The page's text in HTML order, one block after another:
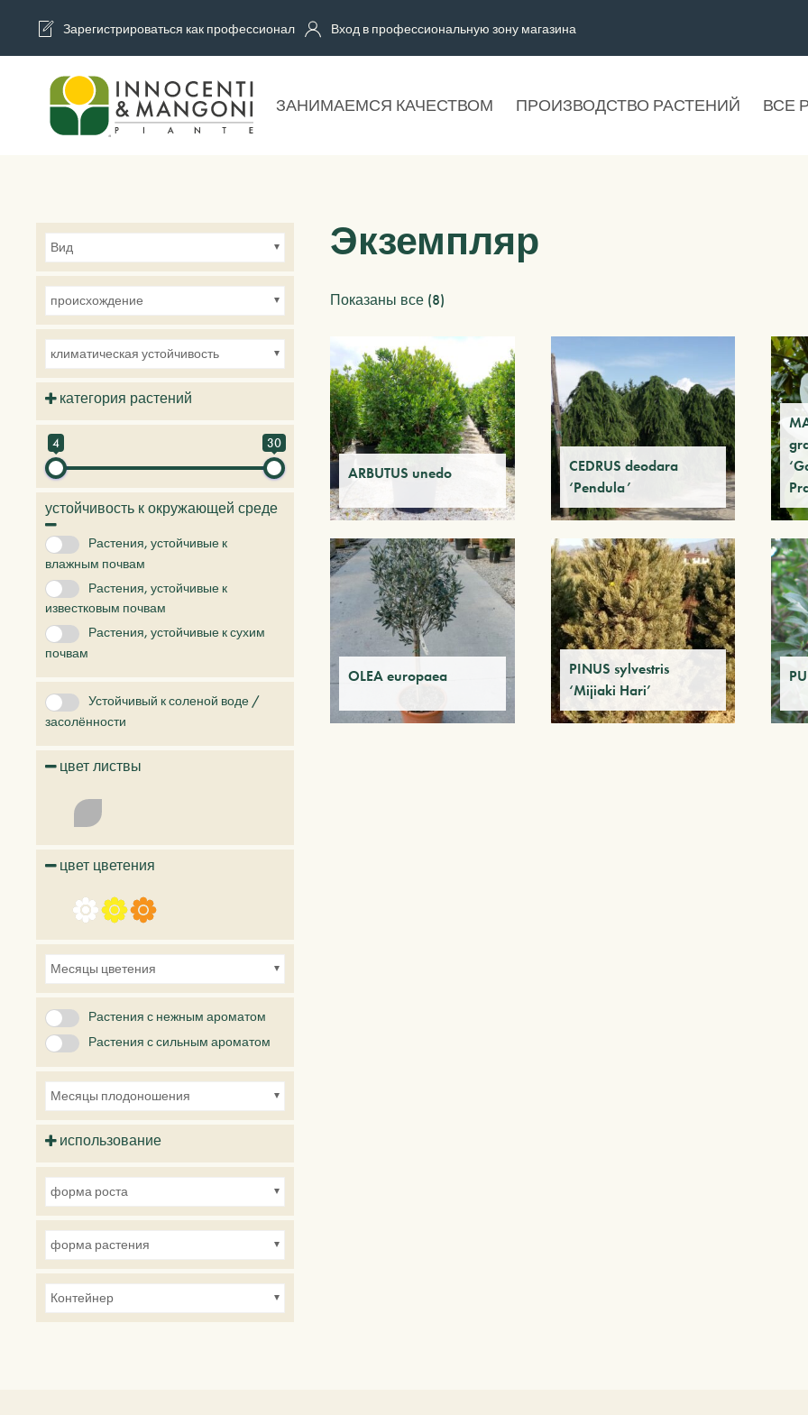
Skip to main content
Зарегистрироваться как профессионал Вход в профессиональную зону магазина
ЗАНИМАЕМСЯ КАЧЕСТВОМ ПРОИЗВОДСТВО РАСТЕНИЙ ВСЕ
Экземпляр
Показаны все (8)
ARBUTUS unedo
CEDRUS deodara
‘Pendula’
OLEA europaea
PINUS sylvestris
‘Mijiaki Hari’
Вид
происхождение
климатическая устойчивость
категория растений
Деревья и растения будущего
Хвойные растения
4 30
устойчивость к окружающей среде
Растения, устойчивые к
влажным почвам
Растения, устойчивые к
известковым почвам
Растения, устойчивые к сухим
почвам
Устойчивый к соленой воде /
засолённости
цвет листвы
цвет цветения
Месяцы цветения
Растения с нежным ароматом
Растения с сильным ароматом
Месяцы плодоношения
использование
Растения, идеально подходящие для небольших садов
Растения, идеально подходящие для парков
форма роста
форма растения
Контейнер